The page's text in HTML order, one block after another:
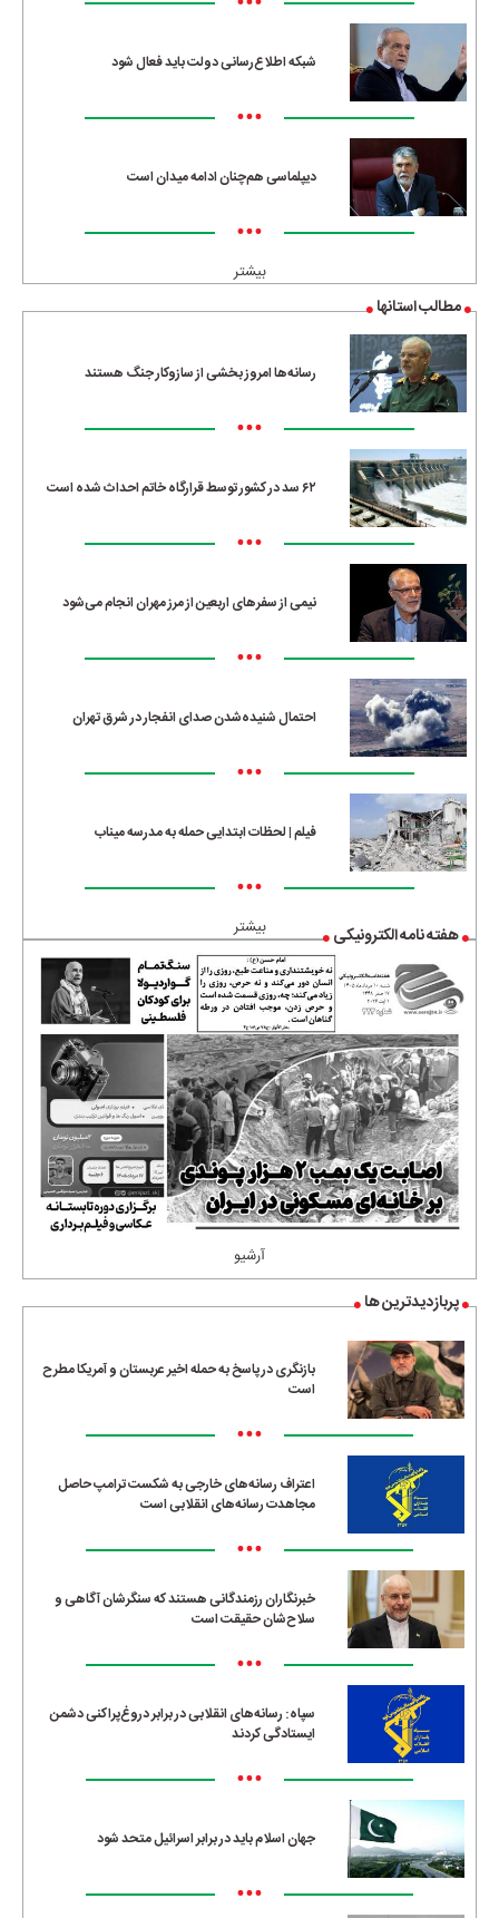
شبکه اطلاع‌رسانی دولت باید فعال شود
•••
دیپلماسی هم‌چنان ادامه میدان است
•••
بیشتر
مطالب استانها
رسانه‌ها امروز بخشی از سازوکار جنگ هستند
•••
۶۲ سد در کشور توسط قرارگاه خاتم احداث شده است
•••
نیمی از سفرهای اربعین از مرز مهران انجام می‌شود
•••
احتمال شنیده‌شدن صدای انفجار در شرق تهران
•••
فیلم | لحظات ابتدایی حمله به مدرسه میناب
•••
بیشتر هفته نامه الکترونیکی
آرشیو
پربازدیدترین ها
بازنگری در پاسخ به حمله اخیر عربستان و آمریکا مطرح
است
•••
اعتراف رسانه‌های خارجی به شکست ترامپ حاصل
مجاهدت رسانه‌های انقلابی است
•••
خبرنگاران رزمندگانی هستند که سنگرشان آگاهی و
سلاح‌شان حقیقت است
•••
سپاه: رسانه‌های انقلابی در برابر دروغ‌پراکنی دشمن
ایستادگی کردند
•••
جهان اسلام باید در برابر اسرائیل متحد شود
•••